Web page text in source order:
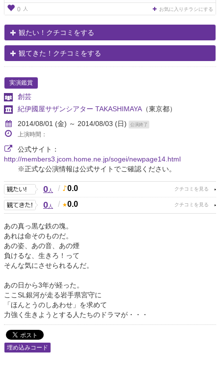
0 人 お気に入りチラシにする
観たい！クチコミをする
観てきた！クチコミをする
実演鑑賞
創芸
紀伊國屋サザンシアター TAKASHIMAYA （東京都）
2014/08/01 (金) ～ 2014/08/03 (日)
公演終了
上演時間：
公式サイト：
http://members3.jcom.home.ne.jp/sogei/newpage14.html
※正式な公演情報は公式サイトでご確認ください。
0人 / 0.0
0人 / 0.0
あの真っ黒な鉄の塊。
あれは命そのものだ。
あの姿、あの音、あの煙
負けるな、生きろ！って
そんな気にさせられるんだ。
あの日から3年が経った。
ここSL銀河が走る岩手県宮守に
「ほんとうのしあわせ」を求めて
力強く生きようとする人たちのドラマが・・・
埋め込みコード